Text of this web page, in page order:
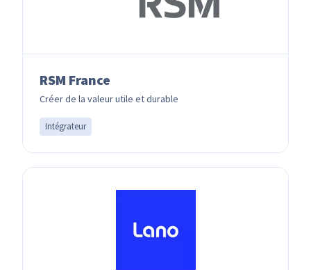
RSM France
Créer de la valeur utile et durable
Intégrateur